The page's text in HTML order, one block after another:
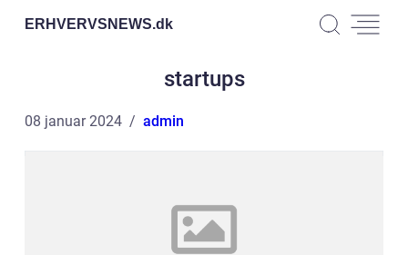
ERHVERVSNEWS.dk
startups
08 januar 2024 admin